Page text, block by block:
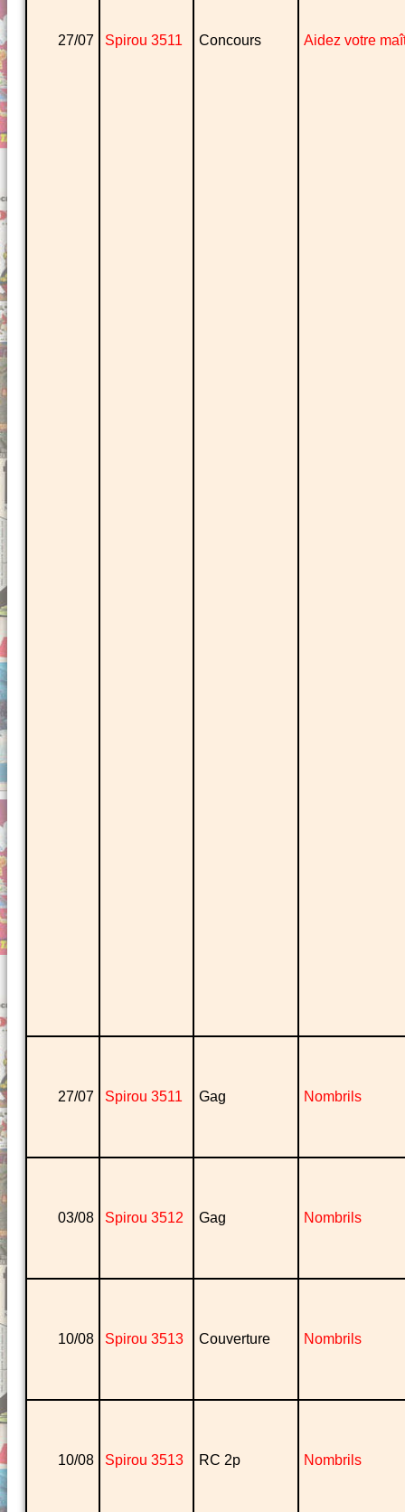
27/07 Spirou 3511 Concours Aidez votre
27/07 Spirou 3511 Gag Nombrils
03/08 Spirou 3512 Gag Nombrils
10/08 Spirou 3513 Couverture Nombrils
10/08 Spirou 3513 RC 2p Nombrils